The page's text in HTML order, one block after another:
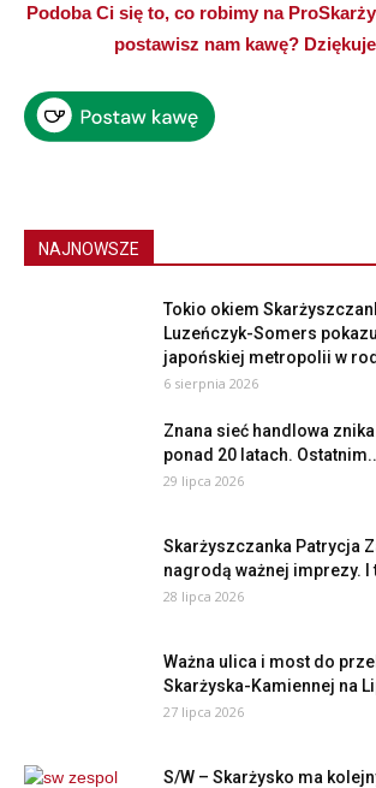
Podoba Ci się to, co robimy na
postawisz nam kawę?
NAJNOWSZE
Tokio okiem
Luzeńczyk-Somers
japońskiej metropolii w
6 sierpnia 2026
Znana sieć handlowa
ponad 20 latach.
29 lipca 2026
Skarżyszczanka Patrycja
nagrodą ważnej imprezy. I
28 lipca 2026
Ważna ulica i most do
Skarżyska-Kamiennej na
27 lipca 2026
S/W – Skarżysko ma